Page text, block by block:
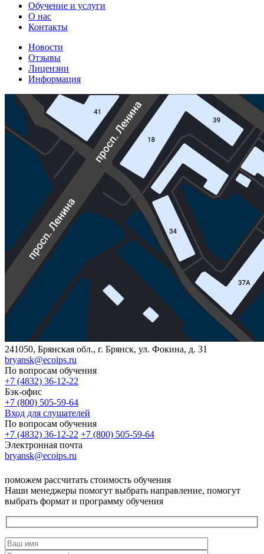
Обучение и услуги
О нас
Контакты
Новости
Отзывы
Лицензии
Информация
241050, Брянская обл., г. Брянск, ул. Фокина, д. 31
bryansk@ecoips.ru
По вопросам обучения
+7 (4832) 36-12-22
Бэк-офис
+7 (800) 505-59-64
Вход для слушателей
По вопросам обучения
+7 (4832) 36-12-22 +7 (800) 505-59-64
Электронная почта
bryansk@ecoips.ru
поможем рассчитать стоимость обучения
Наши менеджеры помогут выбрать направление, помогут
выбрать формат и программу обучения